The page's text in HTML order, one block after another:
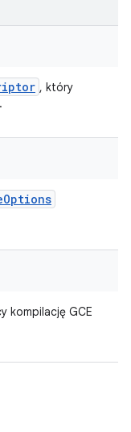
, który
Options
kompilację GCE